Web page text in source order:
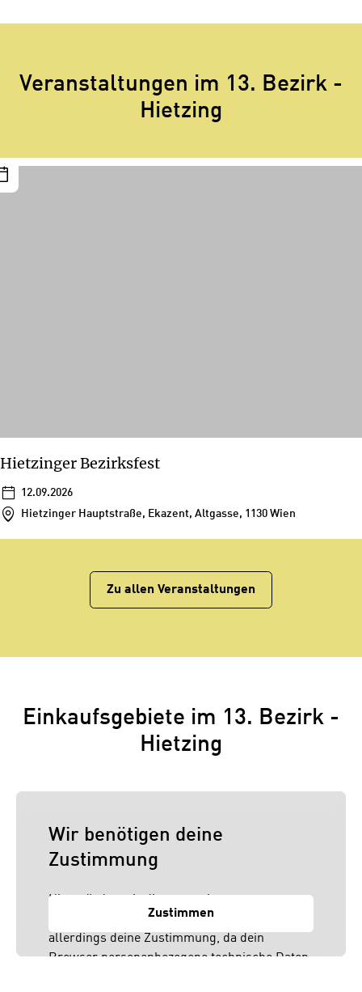
Veranstaltungen im 13. Bezirk -
Hietzing
Hietzinger Bezirksfest
12.09.2026
Hietzinger Hauptstraße, Ekazent, Altgasse, 1130 Wien
Zu allen Veranstaltungen
Einkaufsgebiete im 13. Bezirk -
Hietzing
Wir benötigen deine
Zustimmung
Hier würden wir dir gerne einen externen
Inhalt anzeigen. Dafür benötigen wir
allerdings deine Zustimmung, da dein
Browser personenbezogene technische Daten
Zustimmen